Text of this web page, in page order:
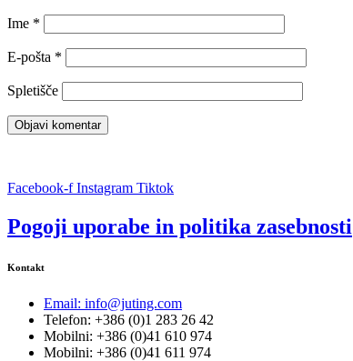
Ime *
E-pošta *
Spletišče
Facebook-f Instagram Tiktok
Pogoji uporabe in politika zasebnosti
Kontakt
Email: info@juting.com
Telefon: +386 (0)1 283 26 42
Mobilni: +386 (0)41 610 974
Mobilni: +386 (0)41 611 974